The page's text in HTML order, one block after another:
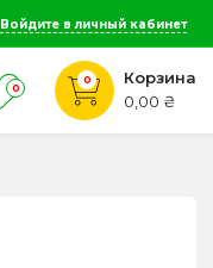
Войдите в личный кабинет
0
0
Корзина
0,00 ₴